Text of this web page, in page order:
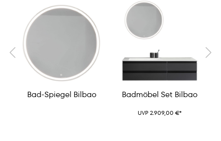
Bad-Spiegel Bilbao Badmöbel Set Bilbao
UVP 2.909,00 €*